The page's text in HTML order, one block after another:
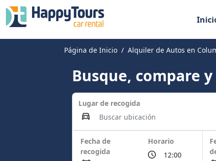
Página de Inicio Alquiler de Autos en
Busque, compare
Lugar de recogida
Fecha de
recogida
Horario